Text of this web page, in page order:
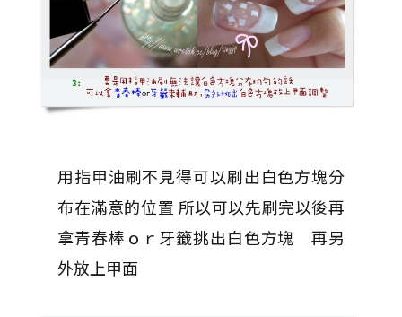
用指甲油刷不見得可以刷出白色方塊分
布在滿意的位置 所以可以先刷完以後再
拿青春棒ｏｒ牙籤挑出白色方塊 再另
外放上甲面